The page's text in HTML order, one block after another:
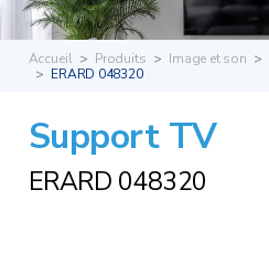
Accueil Produits Image et son
ERARD 048320
Support TV
ERARD 048320